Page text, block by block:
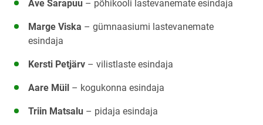
Ave Sarapuu – põhikooli lastevanemate esindaja
Marge Viska – gümnaasiumi lastevanemate
esindaja
Kersti Petjärv – vilistlaste esindaja
Aare Müil – kogukonna esindaja
Triin Matsalu – pidaja esindaja